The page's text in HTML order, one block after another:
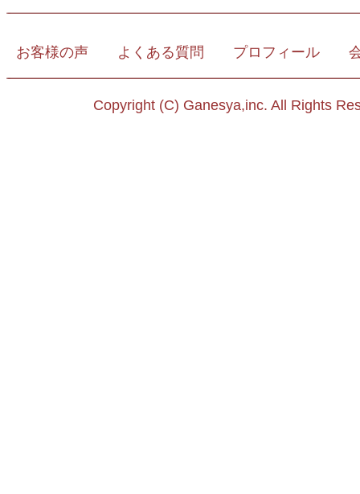
お客様の声 よくある質問 プロフィール
Copyright (C) Ganesya,inc. All Rights